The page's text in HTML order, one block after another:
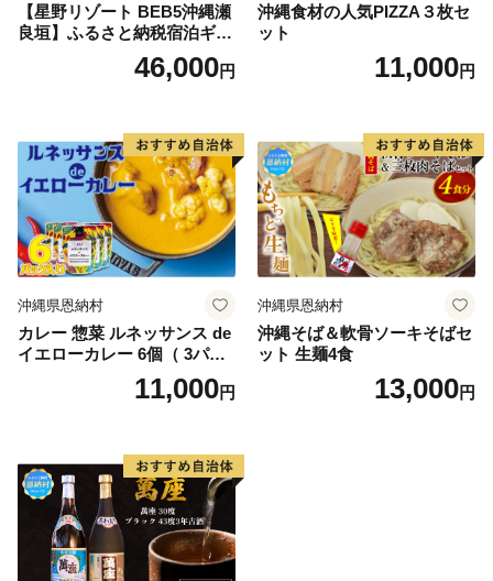
【星野リゾート BEB5沖縄瀬
良垣】ふるさと納税宿泊ギフ
46,000円
沖縄食材の人気PIZZA３枚セ
ット
11,000円
沖縄県恩納村
カレー 惣菜 ルネッサンス de
イエローカレー 6個（ 3パッ
ク × 2 ） セット｜ルネッサン
ス リゾート オキナワ11,000円
沖縄県恩納村
沖縄そば＆軟骨ソーキそばセ
ット 生麺4食
13,000円